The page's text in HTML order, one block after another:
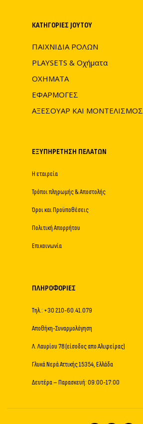
ΚΑΤΗΓΟΡΊΕΣ JOYTOY
ΠΑΙΧΝΙΔΙΑ ΡΟΛΩΝ
PLAYSETS & Οχήματα
ΟΧΗΜΑΤΑ
ΕΦΑΡΜΟΓΕΣ
ΑΞΕΣΟΥΑΡ ΚΑΙ ΜΟΝΤΕΛΙΣΜΟΣ
ΕΞΥΠΗΡΈΤΗΣΗ ΠΕΛΑΤΏΝ
Η εταιρεία
Τρόποι πληρωμής & Αποστολής
Όροι και Προϋποθέσεις
Πολιτική Απορρήτου
Επικοινωνία
ΠΛΗΡΟΦΟΡΊΕΣ
Τηλ.: +30 210-60.41.079
Αποθήκη-Συναρμολόγηση
Λ. Λαυρίου 78 (είσοδος απο Αλιφείρας)
Γλυκά Νερά Αττικής 15354, Ελλάδα
Δευτέρα – Παρασκευή: 09:00-17:00